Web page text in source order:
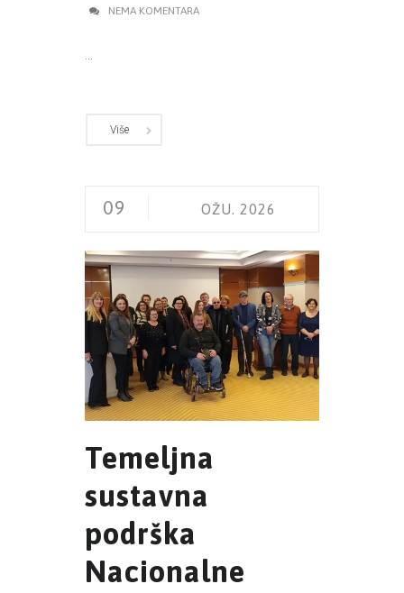
NEMA KOMENTARA
Više
09 OŽU. 2026
Temeljna
sustavna
podrška
Nacionalne